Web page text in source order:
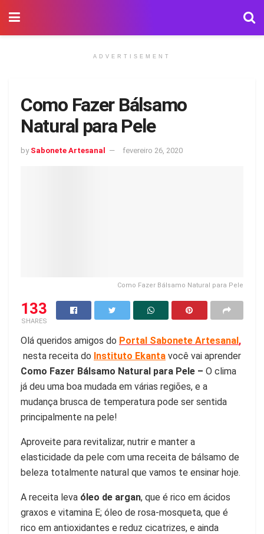
ADVERTISEMENT
Como Fazer Bálsamo
Natural para Pele
by Sabonete Artesanal fevereiro 26, 2020
Como Fazer Bálsamo Natural para Pele
133
SHARES
Olá queridos amigos do Portal Sabonete Artesanal,
nesta receita do Instituto Ekanta você vai aprender
Como Fazer Bálsamo Natural para Pele – O clima
já deu uma boa mudada em várias regiões, e a
mudança brusca de temperatura pode ser sentida
principalmente na pele!
Aproveite para revitalizar, nutrir e manter a
elasticidade da pele com uma receita de bálsamo de
beleza totalmente natural que vamos te ensinar hoje.
A receita leva óleo de argan, que é rico em ácidos
graxos e vitamina E; óleo de rosa-mosqueta, que é
rico em antioxidantes e reduz cicatrizes, e ainda